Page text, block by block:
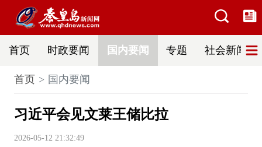
首页 时政要闻 国内要闻 专题 社会新闻
首页 国内要闻
习近平会见文莱王储比拉
2026-05-12 21:32:49